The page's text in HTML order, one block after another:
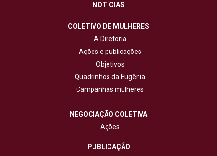
NOTÍCIAS
COLETIVO DE MULHERES
A Diretoria
Ações e publicações
Objetivos
Quadrinhos da Eugênia
Campanhas mulheres
NEGOCIAÇÃO COLETIVA
Ações
PUBLICAÇÃO